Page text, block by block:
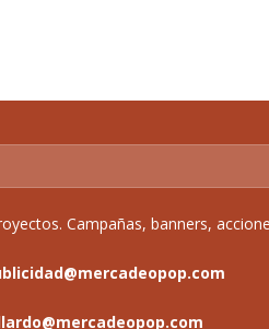
Campañas, banners,